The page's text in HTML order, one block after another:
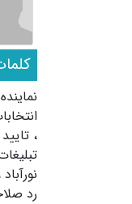
انتخابات ۹۸
،
نورآباد
رد